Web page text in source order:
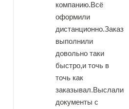
компанию.Всё
оформили
дистанционно.Заказ
выполнили
довольно таки
быстро,и точь в
точь как
заказывал.Выслали
документы с